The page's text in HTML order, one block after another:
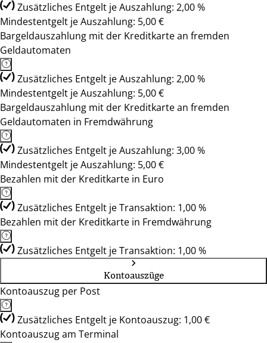
Zusätzliches Entgelt je Auszahlung: 2,00 %
Mindestentgelt je Auszahlung: 5,00 €
Bargeldauszahlung mit der Kreditkarte an fremden
Geldautomaten
Zusätzliches Entgelt je Auszahlung: 2,00 %
Mindestentgelt je Auszahlung: 5,00 €
Bargeldauszahlung mit der Kreditkarte an fremden
Geldautomaten in Fremdwährung
Zusätzliches Entgelt je Auszahlung: 3,00 %
Mindestentgelt je Auszahlung: 5,00 €
Bezahlen mit der Kreditkarte in Euro
Zusätzliches Entgelt je Transaktion: 1,00 %
Bezahlen mit der Kreditkarte in Fremdwährung
Zusätzliches Entgelt je Transaktion: 1,00 %
Kontoauszüge
Kontoauszug per Post
Zusätzliches Entgelt je Kontoauszug: 1,00 €
Kontoauszug am Terminal